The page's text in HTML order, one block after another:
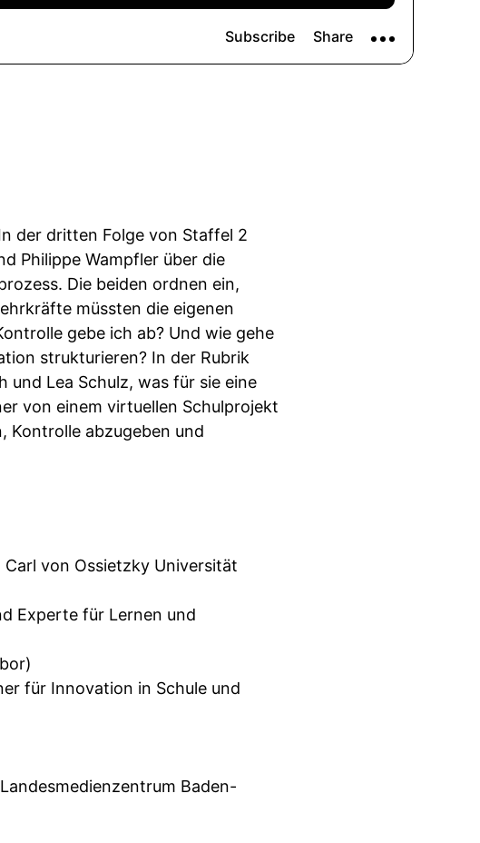
der dritten Folge von Staffel 2
Philippe Wampfler über die
Die beiden ordnen ein,
müssten die eigenen
gebe ich ab? Und wie gehe
strukturieren? In der Rubrik
und Lea Schulz, was für sie eine
von einem virtuellen Schulprojekt
Kontrolle abzugeben und
von Ossietzky Universität
Experte für Lernen und
für Innovation in Schule und
Baden-